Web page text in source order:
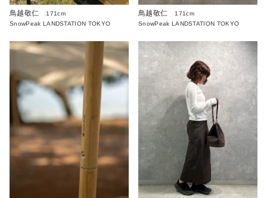
鳥越敬仁
171cm
SnowPeak LANDSTATION TOKYO
鳥越敬仁
171cm
SnowPeak LANDSTATION TOKYO